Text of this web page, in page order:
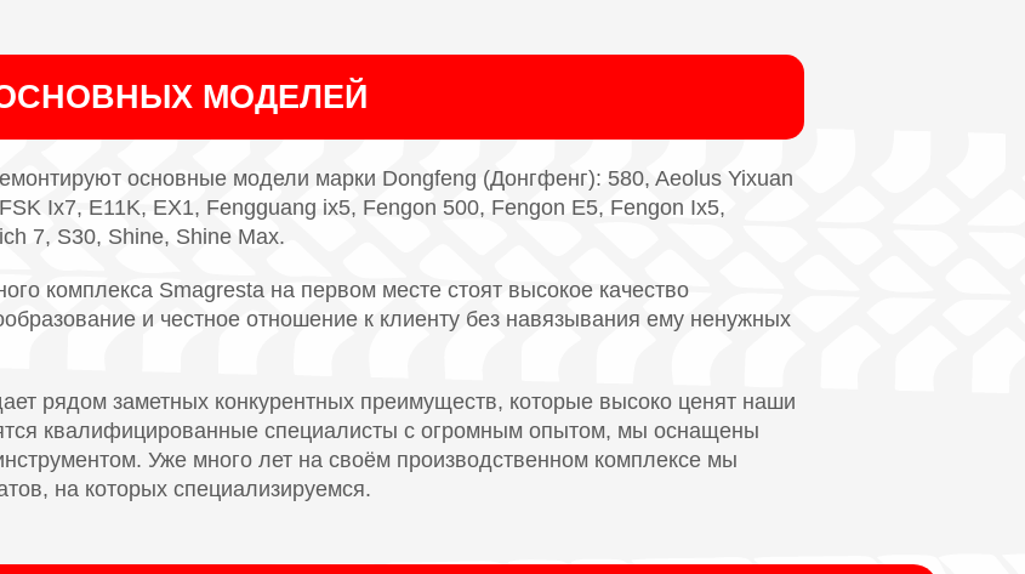
ОСНОВНЫХ МОДЕЛЕЙ
основные модели марки Dongfeng (Донгфенг): 580, Aeolus Yixuan
Ix7, E11K, EX1, Fengguang ix5, Fengon 500, Fengon E5, Fengon Ix5,
7, S30, Shine, Shine Max.
комплекса Smagresta на первом месте стоят высокое качество
и честное отношение к клиенту без навязывания ему ненужных
рядом заметных конкурентных преимуществ, которые высоко ценят наши
квалифицированные специалисты с огромным опытом, мы оснащены
Уже много лет на своём производственном комплексе мы
на которых специализируемся.